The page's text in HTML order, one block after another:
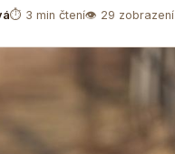
⏱ 3 min čtení👁 29 zobrazení